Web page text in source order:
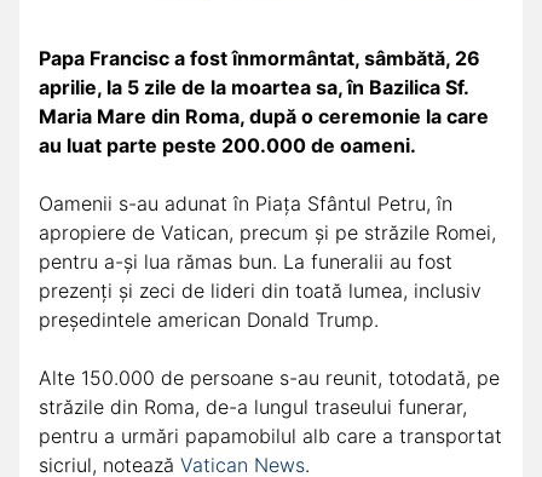
Papa Francisc a fost înmormântat, sâmbătă, 26
aprilie, la 5 zile de la moartea sa, în Bazilica Sf.
Maria Mare din Roma, după o ceremonie la care
au luat parte peste 200.000 de oameni.
Oamenii s-au adunat în Piața Sfântul Petru, în
apropiere de Vatican, precum și pe străzile Romei,
pentru a-și lua rămas bun. La funeralii au fost
prezenți și zeci de lideri din toată lumea, inclusiv
președintele american Donald Trump.
Alte 150.000 de persoane s-au reunit, totodată, pe
străzile din Roma, de-a lungul traseului funerar,
pentru a urmări papamobilul alb care a transportat
sicriul, notează Vatican News.